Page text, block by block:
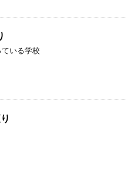
いる学校